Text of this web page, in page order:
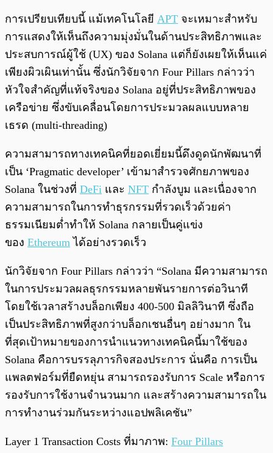
การเปรียบเทียบนี้ แม้เทคโนโลยี APT จะเหมาะสำหรับ
การแสดงให้เห็นถึงความมุ่งมั่นในด้านประสิทธิภาพและ
ประสบการณ์ผู้ใช้ (UX) ของ Solana แต่ก็ยังเผยให้เห็นแค่
เพียงผิวเผินเท่านั้น ซึ่งนักวิจัยจาก Four Pillars กล่าวว่า
หัวใจสำคัญที่แท้จริงของ Solana อยู่ที่ประสิทธิภาพของ
เครือข่าย ซึ่งขับเคลื่อนโดยการประมวลผลแบบหลาย
เธรด (multi-threading)
ความสามารถทางเทคนิคที่ยอดเยี่ยมนี้ดึงดูดนักพัฒนาที่
เป็น ‘Pragmatic developer’ เข้ามาสำรวจศักยภาพของ
Solana ในช่วงที่ DeFi และ NFT กำลังบูม และเนื่องจาก
ความสามารถในการทำธุรกรรมที่รวดเร็วด้วยค่า
ธรรมเนียมต่ำทำให้ Solana กลายเป็นคู่แข่ง
ของ Ethereum ได้อย่างรวดเร็ว
นักวิจัยจาก Four Pillars กล่าวว่า “Solana มีความสามารถ
ในการประมวลผลธุรกรรมหลายพันรายการต่อวินาที
โดยใช้เวลาสร้างบล็อกเพียง 400-500 มิลลิวินาที ซึ่งถือ
เป็นประสิทธิภาพที่สูงกว่าบล็อกเชนอื่นๆ อย่างมาก ใน
ที่สุดเป้าหมายของการนำแนวทางเทคนิคนี้มาใช้ของ
Solana คือการบรรลุภารกิจสองประการ นั่นคือ การเป็น
แพลตฟอร์มที่ยืดหยุ่น สามารถรองรับการ Scale หรือการ
รองรับการใช้งานจำนวนมาก และสร้างความสามารถใน
การทำงานร่วมกันระหว่างแอปพลิเคชัน”
Layer 1 Transaction Costs ที่มาภาพ: Four Pillars